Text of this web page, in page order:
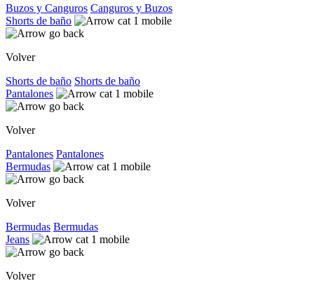
Buzos y Canguros Canguros y Buzos
Shorts de baño
Volver
Shorts de baño Shorts de baño
Pantalones
Volver
Pantalones Pantalones
Bermudas
Volver
Bermudas Bermudas
Jeans
Volver